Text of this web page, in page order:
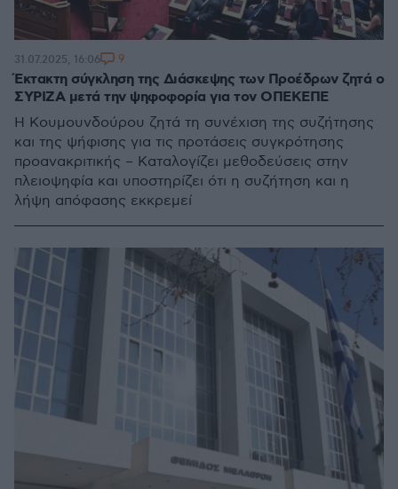
Έκτακτη σύγκληση της Διάσκεψης των Προέδρων ζητά ο
ΣΥΡΙΖΑ μετά την ψηφοφορία για τον ΟΠΕΚΕΠΕ
Η Κουμουνδούρου ζητά τη συνέχιση της συζήτησης
και της ψήφισης για τις προτάσεις συγκρότησης
προανακριτικής – Καταλογίζει μεθοδεύσεις στην
πλειοψηφία και υποστηρίζει ότι η συζήτηση και η
λήψη απόφασης εκκρεμεί
31.07.2025, 16:06 9